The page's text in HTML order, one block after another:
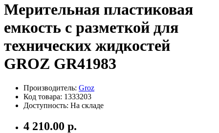
Мерительная пластиковая
емкость с разметкой для
технических жидкостей
GROZ GR41983
Производитель: Groz
Код товара: 1333203
Доступность: На складе
4 210.00 р.